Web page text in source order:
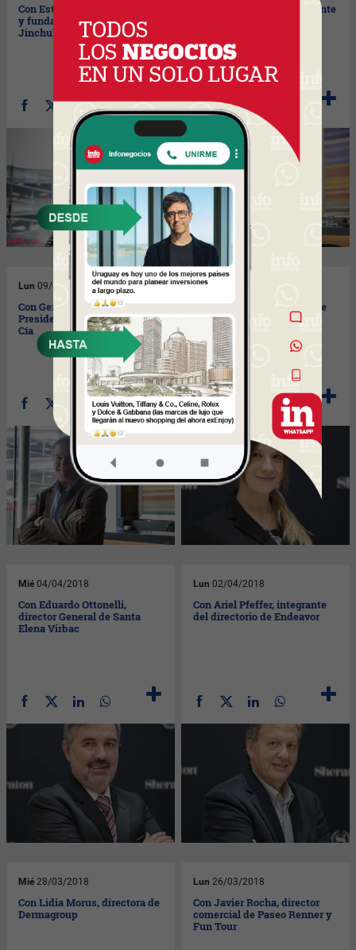
Con Estela Jinchuk, directora
y fundadora de Óptica Estela
Jinchuk
Con Jorge Tomasi, presidente
Lun 09/04/2018
Con Gerardo Zambrano,
Presidente de Zambrano &
Cía
Vie06/04/2018
Con Adriana Criado, gerente
de operaciones de Howard
Johnson Carrasco
Mié 04/04/2018
Con Eduardo Ottonelli,
director General de Santa
Elena Virbac
Lun 02/04/2018
Con Ariel Pfeffer, integrante
del directorio de Endeavor
Mié 28/03/2018
Con Lidia Morus, directora de
Dermagroup
Lun 26/03/2018
Con Javier Rocha, director
comercial de Paseo Renner y
Fun Tour